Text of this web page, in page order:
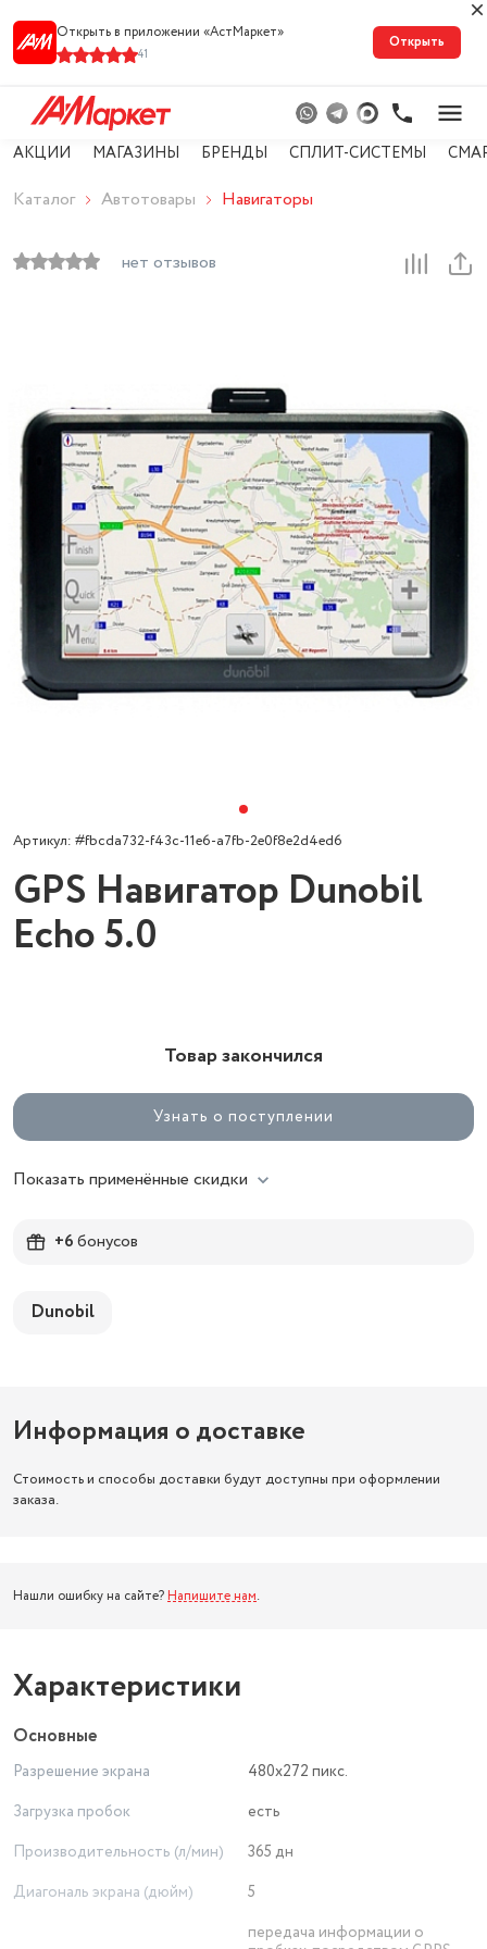
Открыть в приложении «АстМарке‪т‬»
41
Открыть
АКЦИИ МАГАЗИНЫ БРЕНДЫ СПЛИТ-СИСТЕМЫ
Каталог Автотовары Навигаторы
нет отзывов
Артикул: #fbcda732-f43c-11e6-a7fb-2e0f8e2d4ed6
GPS Навигатор Dunobil
Echo 5.0
Товар закончился
Узнать о поступлении
Показать применённые скидки
+6бонусов
Dunobil
Информация о доставке
Стоимость и способы доставки будут доступны при оформлении
заказа.
Нашли ошибку на сайте? Напишите нам.
Характеристики
Основные
Разрешение экрана
480x272 пикс.
Загрузка пробок
есть
Производительность (л/мин)
365 дн
Диагональ экрана (дюйм)
5
передача информации о